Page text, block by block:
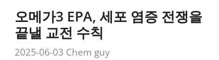
오메가3 EPA, 세포 염증 전쟁을
끝낼 교전 수칙
2025-06-03 Chem guy